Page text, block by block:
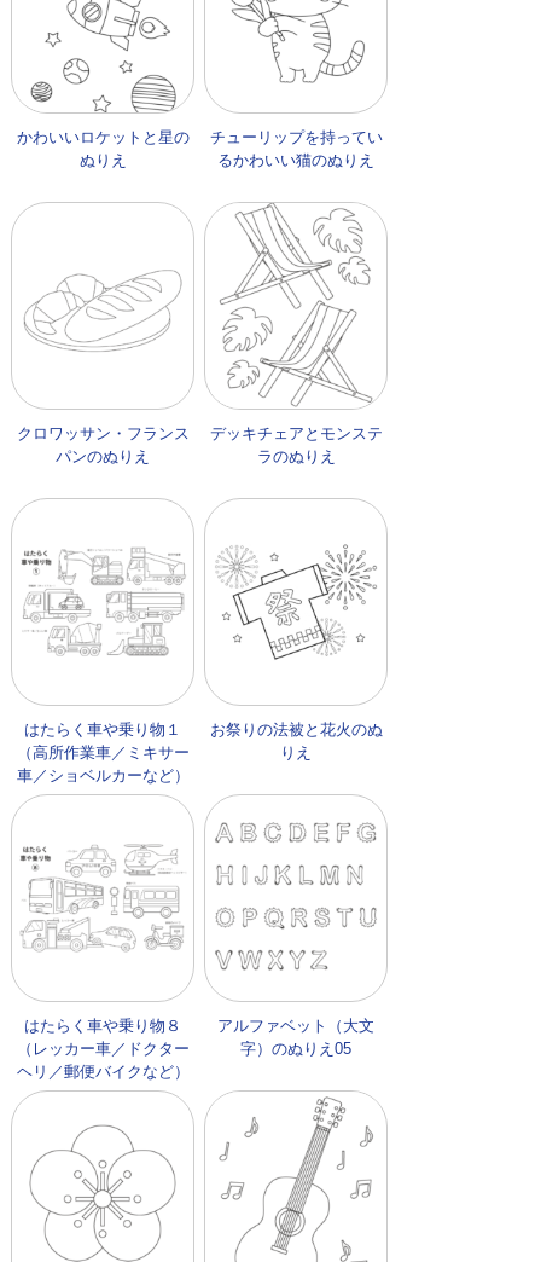
かわいいロケットと星の
ぬりえ
チューリップを持ってい
るかわいい猫のぬりえ
クロワッサン・フランス
パンのぬりえ
デッキチェアとモンステ
ラのぬりえ
はたらく車や乗り物１
（高所作業車／ミキサー
車／ショベルカーなど）
のぬりえ
お祭りの法被と花火のぬ
りえ
はたらく車や乗り物８
（レッカー車／ドクター
ヘリ／郵便バイクなど）
のぬりえ
アルファベット（大文
字）のぬりえ05